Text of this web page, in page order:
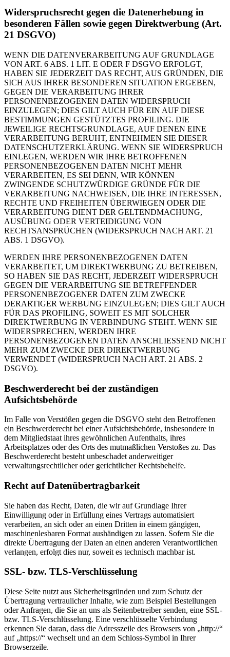
Widerspruchsrecht gegen die Datenerhebung in
besonderen Fällen sowie gegen Direktwerbung (Art.
21 DSGVO)
WENN DIE DATENVERARBEITUNG AUF GRUNDLAGE
VON ART. 6 ABS. 1 LIT. E ODER F DSGVO ERFOLGT,
HABEN SIE JEDERZEIT DAS RECHT, AUS GRÜNDEN, DIE
SICH AUS IHRER BESONDEREN SITUATION ERGEBEN,
GEGEN DIE VERARBEITUNG IHRER
PERSONENBEZOGENEN DATEN WIDERSPRUCH
EINZULEGEN; DIES GILT AUCH FÜR EIN AUF DIESE
BESTIMMUNGEN GESTÜTZTES PROFILING. DIE
JEWEILIGE RECHTSGRUNDLAGE, AUF DENEN EINE
VERARBEITUNG BERUHT, ENTNEHMEN SIE DIESER
DATENSCHUTZERKLÄRUNG. WENN SIE WIDERSPRUCH
EINLEGEN, WERDEN WIR IHRE BETROFFENEN
PERSONENBEZOGENEN DATEN NICHT MEHR
VERARBEITEN, ES SEI DENN, WIR KÖNNEN
ZWINGENDE SCHUTZWÜRDIGE GRÜNDE FÜR DIE
VERARBEITUNG NACHWEISEN, DIE IHRE INTERESSEN,
RECHTE UND FREIHEITEN ÜBERWIEGEN ODER DIE
VERARBEITUNG DIENT DER GELTENDMACHUNG,
AUSÜBUNG ODER VERTEIDIGUNG VON
RECHTSANSPRÜCHEN (WIDERSPRUCH NACH ART. 21
ABS. 1 DSGVO).
WERDEN IHRE PERSONENBEZOGENEN DATEN
VERARBEITET, UM DIREKTWERBUNG ZU BETREIBEN,
SO HABEN SIE DAS RECHT, JEDERZEIT WIDERSPRUCH
GEGEN DIE VERARBEITUNG SIE BETREFFENDER
PERSONENBEZOGENER DATEN ZUM ZWECKE
DERARTIGER WERBUNG EINZULEGEN; DIES GILT AUCH
FÜR DAS PROFILING, SOWEIT ES MIT SOLCHER
DIREKTWERBUNG IN VERBINDUNG STEHT. WENN SIE
WIDERSPRECHEN, WERDEN IHRE
PERSONENBEZOGENEN DATEN ANSCHLIESSEND NICHT
MEHR ZUM ZWECKE DER DIREKTWERBUNG
VERWENDET (WIDERSPRUCH NACH ART. 21 ABS. 2
DSGVO).
Beschwerderecht bei der zuständigen
Aufsichtsbehörde
Im Falle von Verstößen gegen die DSGVO steht den Betroffenen
ein Beschwerderecht bei einer Aufsichtsbehörde, insbesondere in
dem Mitgliedstaat ihres gewöhnlichen Aufenthalts, ihres
Arbeitsplatzes oder des Orts des mutmaßlichen Verstoßes zu. Das
Beschwerderecht besteht unbeschadet anderweitiger
verwaltungsrechtlicher oder gerichtlicher Rechtsbehelfe.
Recht auf Datenübertragbarkeit
Sie haben das Recht, Daten, die wir auf Grundlage Ihrer
Einwilligung oder in Erfüllung eines Vertrags automatisiert
verarbeiten, an sich oder an einen Dritten in einem gängigen,
maschinenlesbaren Format aushändigen zu lassen. Sofern Sie die
direkte Übertragung der Daten an einen anderen Verantwortlichen
verlangen, erfolgt dies nur, soweit es technisch machbar ist.
SSL- bzw. TLS-Verschlüsselung
Diese Seite nutzt aus Sicherheitsgründen und zum Schutz der
Übertragung vertraulicher Inhalte, wie zum Beispiel Bestellungen
oder Anfragen, die Sie an uns als Seitenbetreiber senden, eine SSL-
bzw. TLS-Verschlüsselung. Eine verschlüsselte Verbindung
erkennen Sie daran, dass die Adresszeile des Browsers von „http://“
auf „https://“ wechselt und an dem Schloss-Symbol in Ihrer
Browserzeile.